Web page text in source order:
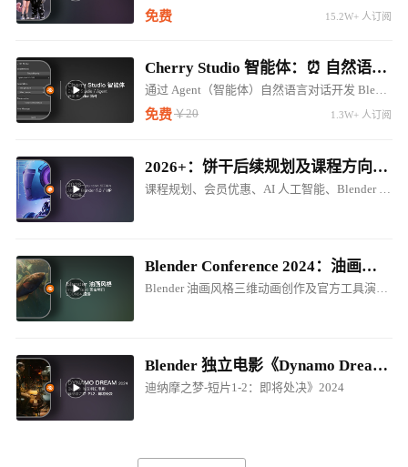
免费 15.2W+ 人订阅
Cherry Studio 智能体：⏰ 自然语言对话开发 Blender LLM 插件 ⚠️⚠️⚠️
通过 Agent（智能体）自然语言对话开发 Blender 调用 LM Studio 对话插件
免费￥20 1.3W+ 人订阅
2026+：饼干后续规划及课程方向调整（内含惊喜内容...）
课程规划、会员优惠、AI 人工智能、Blender 5.0
Blender Conference 2024：油画风格电影制作创作分享
Blender 油画风格三维动画创作及官方工具演讲！
Blender 独立电影《Dynamo Dream - EP1-P2.Prepare for Execution / 迪纳摩之梦-短片1-2：即将处决》2024
迪纳摩之梦-短片1-2：即将处决》2024